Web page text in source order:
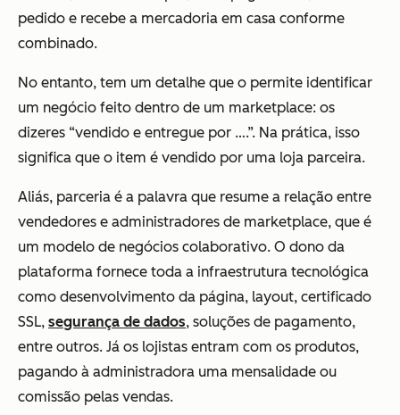
pedido e recebe a mercadoria em casa conforme
combinado.
No entanto, tem um detalhe que o permite identificar
um negócio feito dentro de um marketplace: os
dizeres “vendido e entregue por ….”. Na prática, isso
significa que o item é vendido por uma loja parceira.
Aliás, parceria é a palavra que resume a relação entre
vendedores e administradores de marketplace, que é
um modelo de negócios colaborativo. O dono da
plataforma fornece toda a infraestrutura tecnológica
como desenvolvimento da página, layout, certificado
SSL, segurança de dados, soluções de pagamento,
entre outros. Já os lojistas entram com os produtos,
pagando à administradora uma mensalidade ou
comissão pelas vendas.